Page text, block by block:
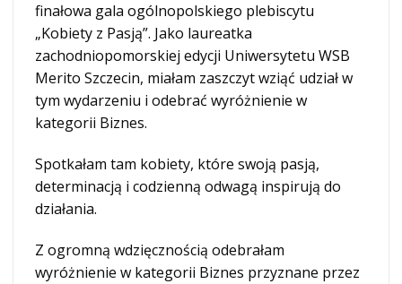
finałowa gala ogólnopolskiego plebiscytu
„Kobiety z Pasją”. Jako laureatka
zachodniopomorskiej edycji Uniwersytetu WSB
Merito Szczecin, miałam zaszczyt wziąć udział w
tym wydarzeniu i odebrać wyróżnienie w
kategorii Biznes.
Spotkałam tam kobiety, które swoją pasją,
determinacją i codzienną odwagą inspirują do
działania.
Z ogromną wdzięcznością odebrałam
wyróżnienie w kategorii Biznes przyznane przez